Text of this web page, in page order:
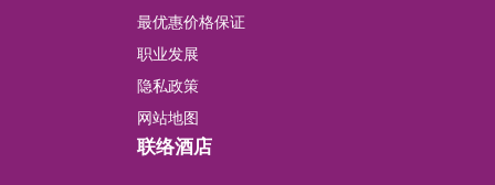
Lushan
最优惠价格保证
职业发展
隐私政策
网站地图
联络酒店